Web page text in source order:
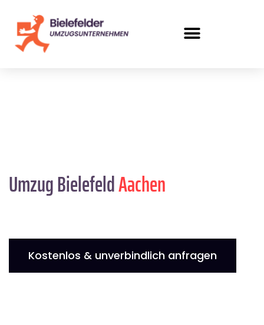
Umzug BielefeldAachen
Kostenlos & unverbindlich anfragen